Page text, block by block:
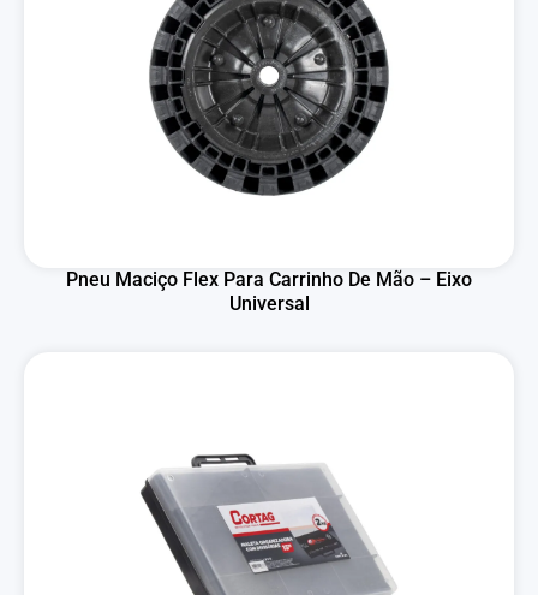
Pneu Maciço Flex Para Carrinho De Mão – Eixo
Universal